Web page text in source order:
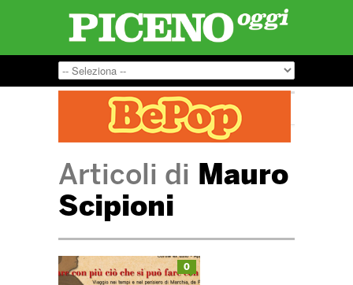
Articoli di Mauro
Scipioni
0